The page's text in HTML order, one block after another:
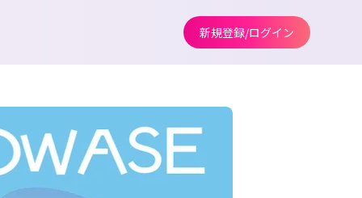
新規登録/ログイン